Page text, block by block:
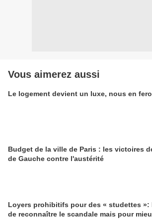
Vous aimerez aussi
Le logement devient un luxe, nous en
Budget de la ville de Paris : les victoires
de Gauche contre l'austérité
Loyers prohibitifs pour des « studettes »:
de reconnaître le scandale mais pour